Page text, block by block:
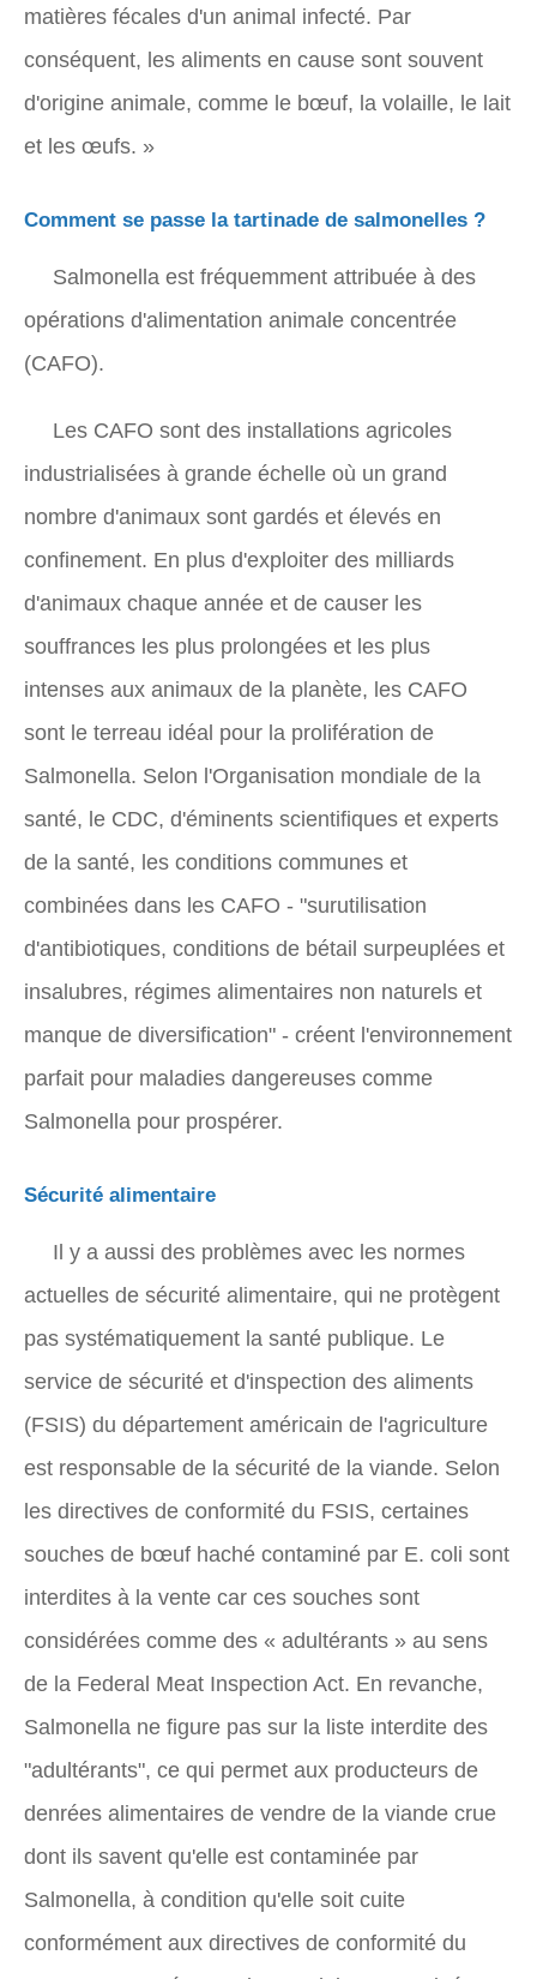
matières fécales d'un animal infecté. Par
conséquent, les aliments en cause sont souvent
d'origine animale, comme le bœuf, la volaille, le lait
et les œufs. »
Comment se passe la tartinade de salmonelles ?
Salmonella est fréquemment attribuée à des
opérations d'alimentation animale concentrée
(CAFO).
Les CAFO sont des installations agricoles
industrialisées à grande échelle où un grand
nombre d'animaux sont gardés et élevés en
confinement. En plus d'exploiter des milliards
d'animaux chaque année et de causer les
souffrances les plus prolongées et les plus
intenses aux animaux de la planète, les CAFO
sont le terreau idéal pour la prolifération de
Salmonella. Selon l'Organisation mondiale de la
santé, le CDC, d'éminents scientifiques et experts
de la santé, les conditions communes et
combinées dans les CAFO - "surutilisation
d'antibiotiques, conditions de bétail surpeuplées et
insalubres, régimes alimentaires non naturels et
manque de diversification" - créent l'environnement
parfait pour maladies dangereuses comme
Salmonella pour prospérer.
Sécurité alimentaire
Il y a aussi des problèmes avec les normes
actuelles de sécurité alimentaire, qui ne protègent
pas systématiquement la santé publique. Le
service de sécurité et d'inspection des aliments
(FSIS) du département américain de l'agriculture
est responsable de la sécurité de la viande. Selon
les directives de conformité du FSIS, certaines
souches de bœuf haché contaminé par E. coli sont
interdites à la vente car ces souches sont
considérées comme des « adultérants » au sens
de la Federal Meat Inspection Act. En revanche,
Salmonella ne figure pas sur la liste interdite des
"adultérants", ce qui permet aux producteurs de
denrées alimentaires de vendre de la viande crue
dont ils savent qu'elle est contaminée par
Salmonella, à condition qu'elle soit cuite
conformément aux directives de conformité du